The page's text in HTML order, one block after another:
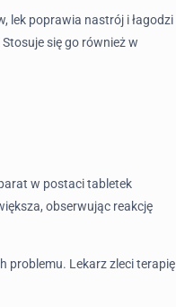
lek poprawia nastrój i łagodzi
się go również w
w postaci tabletek
obserwując reakcję
problemu. Lekarz zleci terapię